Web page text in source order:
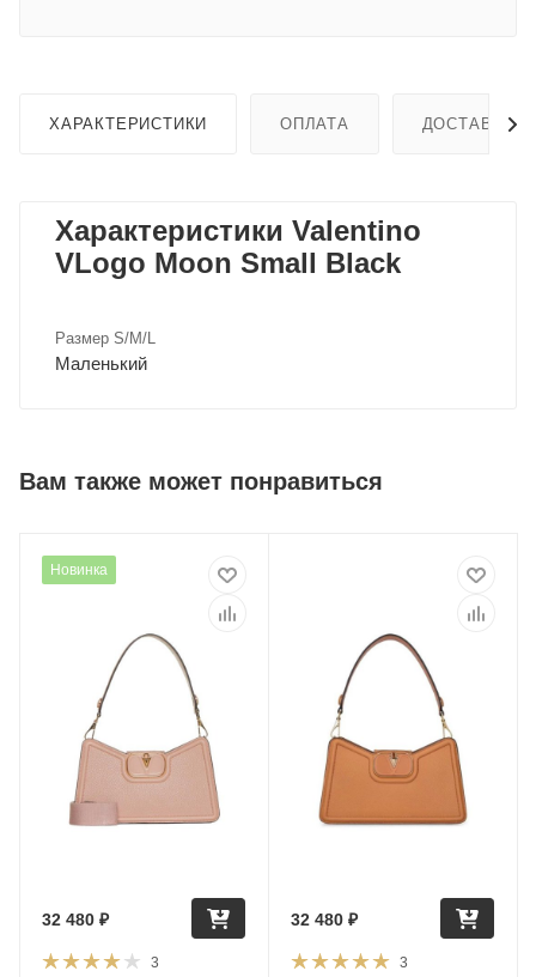
ХАРАКТЕРИСТИКИ ОПЛАТА ДОСТАВКА
Характеристики Valentino
VLogo Moon Small Black
Размер S/M/L
Маленький
Вам также может понравиться
Новинка
3
32 480 ₽
3
32 480 ₽